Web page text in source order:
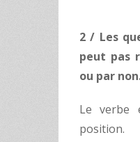
2 / Les
peut pas
ou par
Le verbe
position.